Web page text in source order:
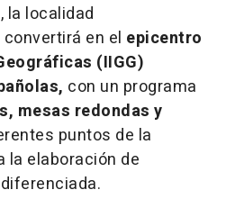
la localidad
en el epicentro
(IIGG)
con un programa
mesas redondas y
puntos de la
la elaboración de